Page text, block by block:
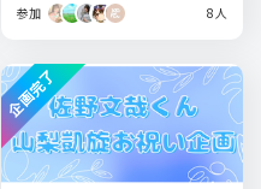
参加 8人
企画完了